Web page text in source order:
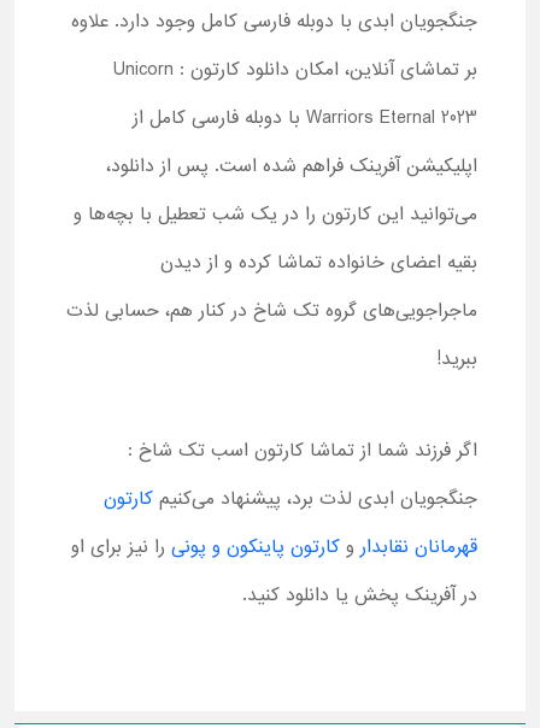
جنگجویان ابدی با دوبله فارسی کامل وجود دارد. علاوه
بر تماشای آنلاین، امکان دانلود کارتون Unicorn :
Warriors Eternal 2023 با دوبله فارسی کامل از
اپلیکیشن آفرینک فراهم شده است. پس از دانلود،
می‌توانید این کارتون را در یک شب تعطیل با بچه‌ها و
بقیه اعضای خانواده تماشا کرده و از دیدن
ماجراجویی‌های گروه تک شاخ در کنار هم، حسابی لذت
ببرید!
اگر فرزند شما از تماشا کارتون اسب تک شاخ :
جنگجویان ابدی لذت برد، پیشنهاد می‌کنیم کارتون
قهرمانان نقابدار و کارتون پاینکون و پونی را نیز برای او
در آفرینک پخش یا دانلود کنید.